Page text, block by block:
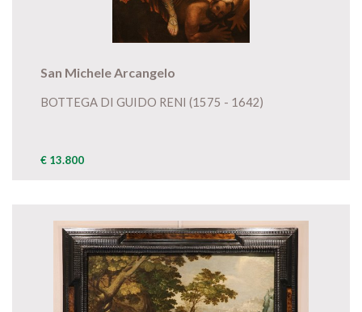
San Michele Arcangelo
BOTTEGA DI GUIDO RENI (1575 - 1642)
€ 13.800